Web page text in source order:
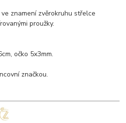
znamení zvěrokruhu střelce
proužky.
očko 5x3mm.
značkou.